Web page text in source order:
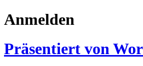
Anmelden
Präsentiert von